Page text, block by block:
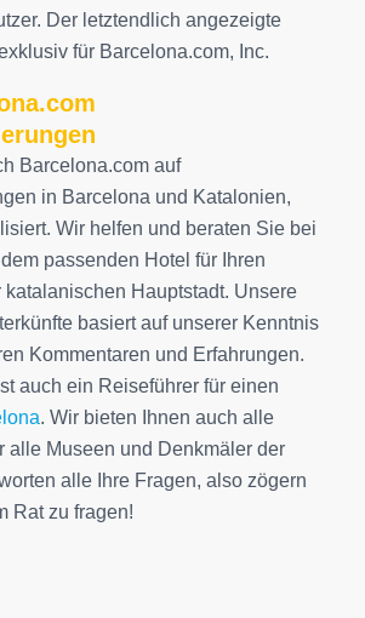
Der letztendlich angezeigte
für Barcelona.com, Inc.
Barcelona.com auf
in Barcelona und Katalonien,
Wir helfen und beraten Sie bei
passenden Hotel für Ihren
katalanischen Hauptstadt. Unsere
basiert auf unserer Kenntnis
Kommentaren und Erfahrungen.
auch ein Reiseführer für einen
. Wir bieten Ihnen auch alle
alle Museen und Denkmäler der
alle Ihre Fragen, also zögern
Rat zu fragen!